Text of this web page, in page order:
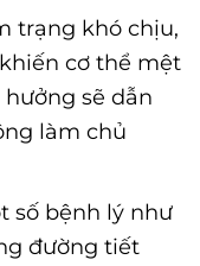
trạng khó chịu,
cơ thể mệt
sẽ dẫn
làm chủ
số bệnh lý như
đường tiết